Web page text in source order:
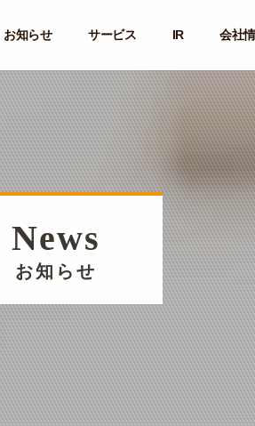
お知らせ サービス IR 会社
News
お知らせ